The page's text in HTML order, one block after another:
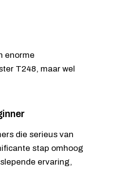
enorme
T248, maar wel
die serieus van
stap omhoog
ervaring,